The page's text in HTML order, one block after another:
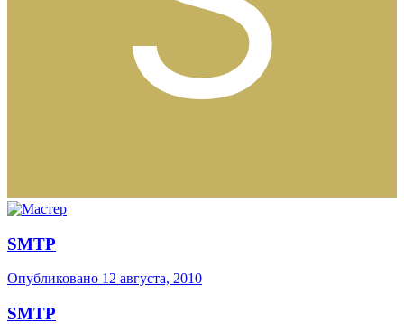
SMTP
Опубликовано 12 августа, 2010
SMTP